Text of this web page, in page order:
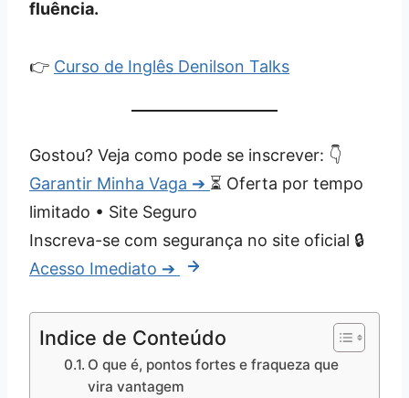
fluência.
👉 Curso de Inglês Denilson Talks
Gostou? Veja como pode se inscrever: 👇
Garantir Minha Vaga ➔ ⏳ Oferta por tempo
limitado • Site Seguro
Inscreva-se com segurança no site oficial 🔒
Acesso Imediato ➔
Indice de Conteúdo
O que é, pontos fortes e fraqueza que
vira vantagem